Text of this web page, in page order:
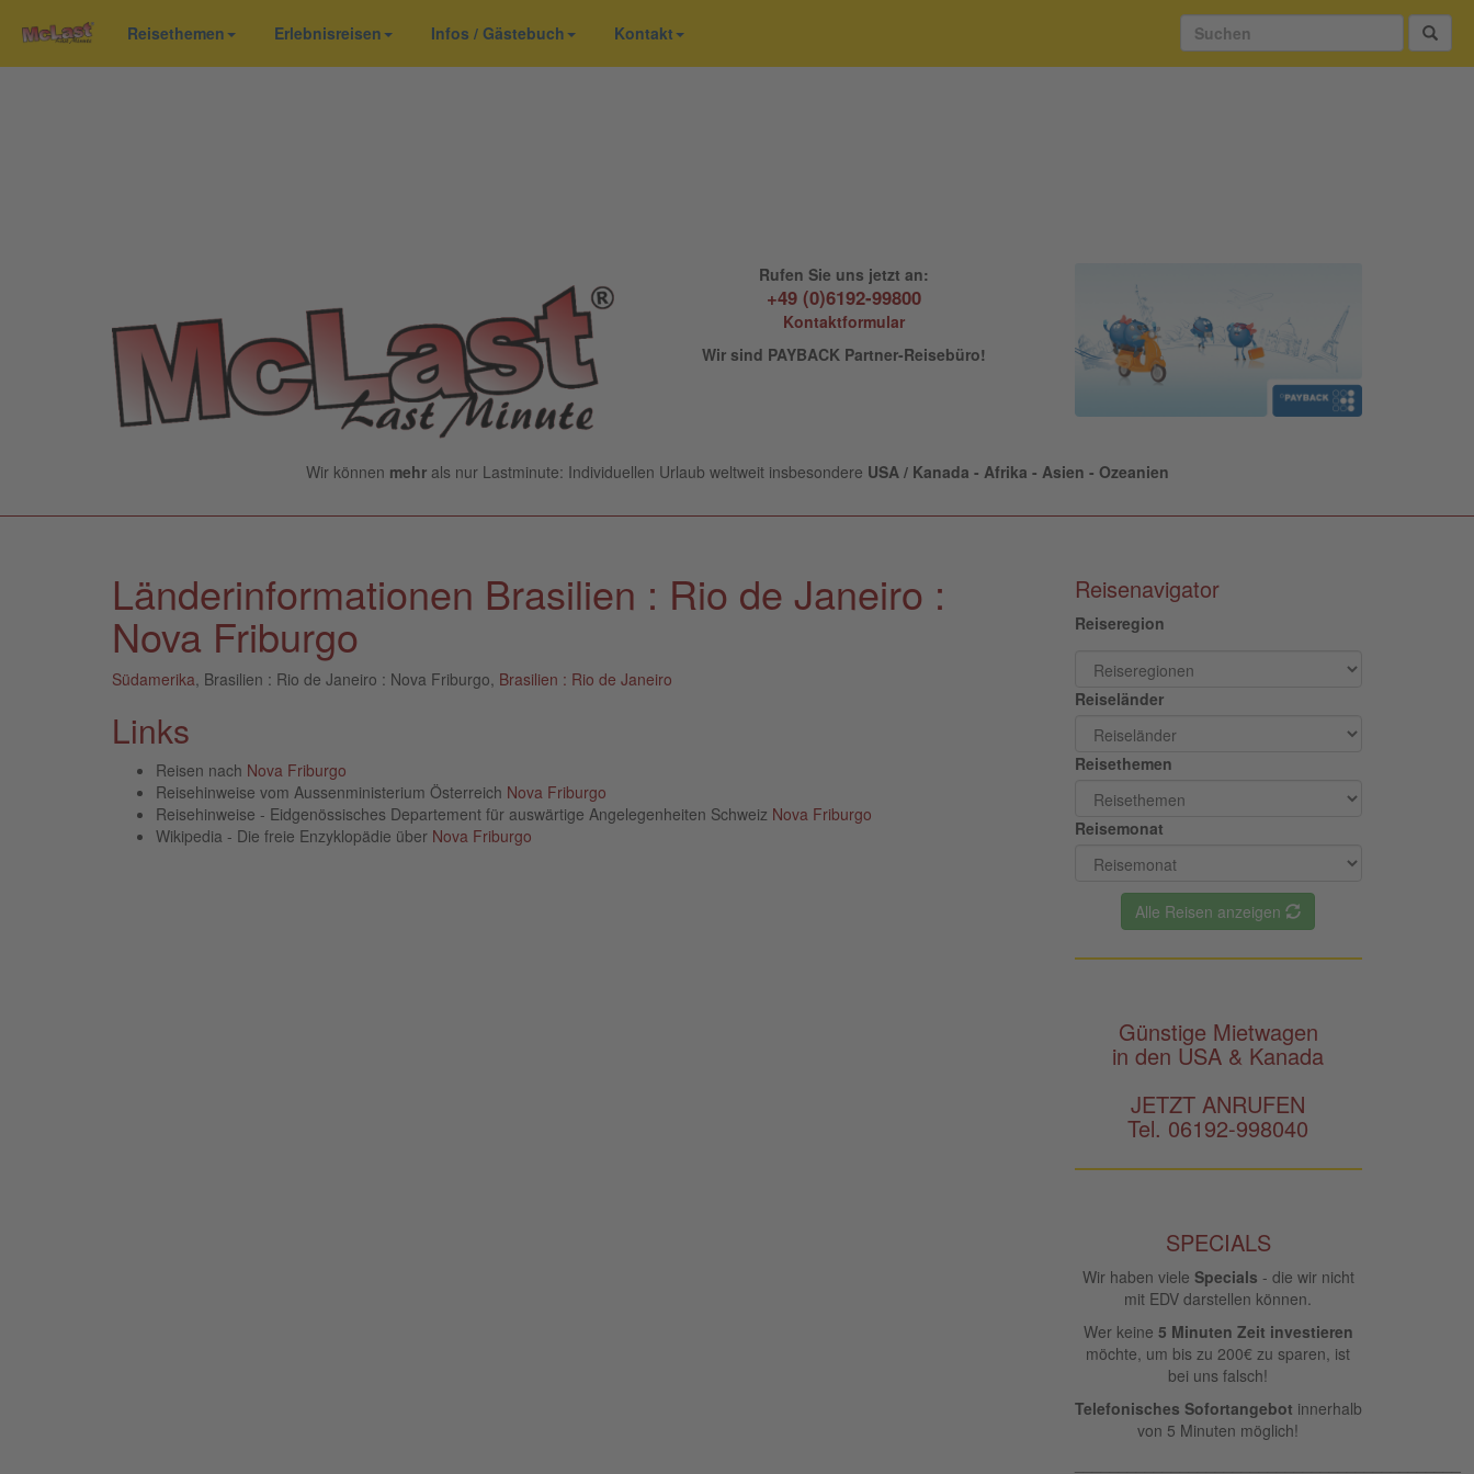
Rufen Sie uns jetzt an:
+49 (0)6192-99800
Kontaktformular
Wir sind PAYBACK Partner-Reisebüro!
Wir können mehrals nur Lastminute: Individuellen Urlaub weltweit insbesondere USA / Kanada - Afrika - Asien - Ozeanien
Reisethemen Erlebnisreisen Infos / Gästebuch Kontakt
Länderinformationen Brasilien : Rio de Janeiro :
Nova Friburgo
Südamerika , Brasilien : Rio de Janeiro : Nova Friburgo, Brasilien : Rio de Janeiro
Links
Reisen nach Nova Friburgo
Reisehinweise vom Aussenministerium Österreich Nova Friburgo
Reisehinweise - Eidgenössisches Departement für auswärtige Angelegenheiten Schweiz Nova Friburgo
Wikipedia - Die freie Enzyklopädie über Nova Friburgo
Reisenavigator
Reiseregion
Reiseländer
Reisethemen
Reisemonat
Alle Reisen anzeigen
Günstige Mietwagen
in den USA & Kanada
JETZT ANRUFEN
Tel. 06192-998040
SPECIALS
Wir haben viele Specials - die wir nicht
mit EDV darstellen können.
Wer keine 5 Minuten Zeit investieren
möchte, um bis zu 200€ zu sparen, ist
bei uns falsch!
Telefonisches Sofortangebot innerhalb
von 5 Minuten möglich!